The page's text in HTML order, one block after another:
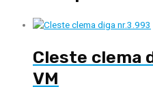
Cleste clema
VM